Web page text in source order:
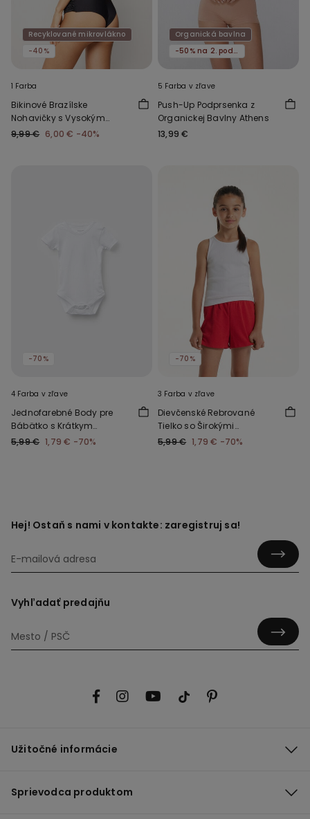
Recyklované mikrovlákno
-40%
1 Farba
Bikinové Brazílske
Nohavičky s Vysokým
Pásom a Riasením z
9,99 € 6,00 € -40%
Organická bavlna
-50% na 2. podprsenku
5 Farba v zľave
Push-Up Podprsenka z
Organickej Bavlny Athens
13,99 €
-70%
4 Farba v zľave
Jednofarebné Body pre
Bábätko s Krátkym
Rukávom zo 100 % Bavlny
5,99 € 1,79 € -70%
-70%
3 Farba v zľave
Dievčenské Rebrované
Tielko so Širokými
Ramienkami
5,99 € 1,79 € -70%
Hej! Ostaň s nami v kontakte: zaregistruj sa!
Vyhľadať predajňu
Užitočné informácie
Sprievodca produktom